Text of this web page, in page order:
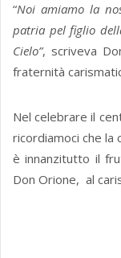
“Noi amiamo la
patria pel figlio
Cielo”, scriveva
fraternità
Nel celebrare il
ricordiamoci che la
è innanzitutto il
Don Orione, al